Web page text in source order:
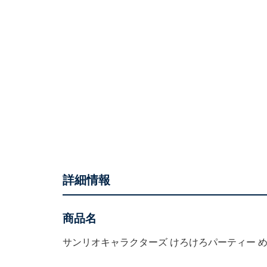
詳細情報
商品名
サンリオキャラクターズ けろけろパーティー